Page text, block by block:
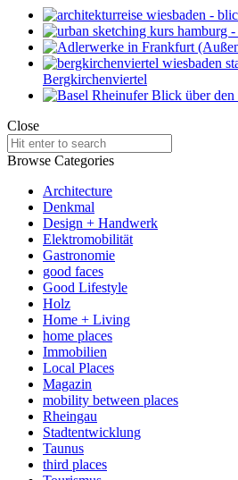
Bergkirchenviertel
Close
Search
for:
Browse Categories
Architecture
Denkmal
Design + Handwerk
Elektromobilität
Gastronomie
good faces
Good Lifestyle
Holz
Home + Living
home places
Immobilien
Local Places
Magazin
mobility between places
Rheingau
Stadtentwicklung
Taunus
third places